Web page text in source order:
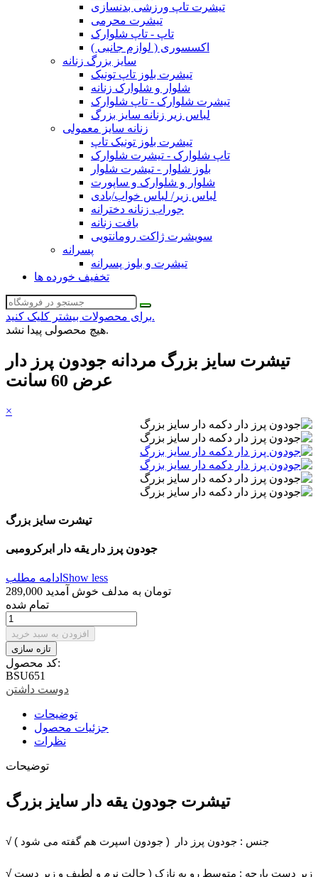
تیشرت تاپ ورزشی بدنسازی
تیشرت محرمی
تاپ - تاپ شلوارک
اکسسوری ( لوازم جانبی )
سایز بزرگ زنانه
تیشرت بلوز تاپ تونیک
شلوار و شلوارک زنانه
تیشرت شلوارک - تاپ شلوارک
لباس زیر زنانه سایز بزرگ
زنانه سایز معمولی
تیشرت بلوز تونیک تاپ
تاپ شلوارک - تیشرت شلوارک
بلوز شلوار - تیشرت شلوار
شلوار و شلوارک و ساپورت
لباس زیر/ لباس خواب/بادی
جوراب زنانه دخترانه
بافت زنانه
سویشرت ژاکت رومانتویی
پسرانه
تیشرت و بلوز پسرانه
تخفیف خورده ها
برای محصولات بیشتر کلیک کنید.
هیچ محصولی پیدا نشد.
تیشرت سایز بزرگ مردانه جودون پرز دار
عرض 60 سانت
×
تیشرت سایز بزرگ
جودون پرز دار یقه دار ابرکرومبی
ادامه مطلب Show less
289,000 تومان به مدلف خوش آمدید
تمام شده
افزودن به سبد خرید
کد محصول:
BSU651
دوست داشتن
توضیحات
جزئیات محصول
نظرات
توضیحات
تیشرت جودون یقه دار سایز بزرگ
√ زیر دست پارچه : متوسط رو به نازک ( حالت نرم و لطیف و زیر دست